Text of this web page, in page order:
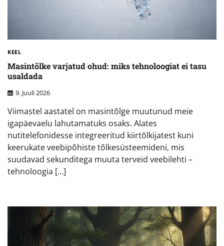
KEEL
Masintõlke varjatud ohud: miks tehnoloogiat ei tasu
usaldada
9. Juuli 2026
Viimastel aastatel on masintõlge muutunud meie
igapäevaelu lahutamatuks osaks. Alates
nutitelefonidesse integreeritud kiirtõlkijatest kuni
keerukate veebipõhiste tõlkesüsteemideni, mis
suudavad sekunditega muuta terveid veebilehti –
tehnoloogia […]